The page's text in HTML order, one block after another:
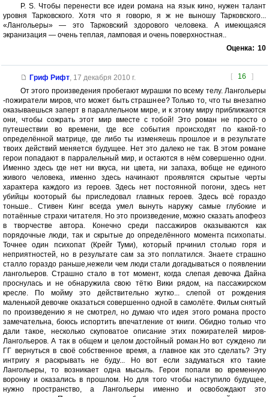
P. S. Чтобы перенести все идеи романа на язык кино, нужен талант
уровня Тарковского. Хотя что я говорю, я ж не выношу Тарковского...
«Лангольеры» — это Тарковский здорового человека. А имеющаяся
экранизация — очень теплая, ламповая и очень поверхностная..
Оценка: 10
[ 16 ]
Гриф Рифт, 17 декабря 2010 г.
От этого произведения пробегают мурашки по всему телу. Лангольеры
-пожиратели миров, что может быть страшнее? Только то, что ты внезапно
оказываешься заперт в параллельном мире, и к этому миру приближаются
они, чтобы сожрать этот мир вместе с тобой! Это роман не просто о
путешествии во времени, где все события происходят по какой-то
определённой матрице, где либо ты изменяешь прошлое и в результате
твоих действий меняется будущее. Нет это далеко не так. В этом романе
герои попадают в парралельный мир, и остаются в нём совершенно одни.
Именно здесь где нет ни вкуса, ни цвета, ни запаха, вобще не единого
живого человека, именно здесь начинают проявлятся скрытые черты
характера каждого из героев. Здесь нет постоянной погони, здесь нет
убийцы кооторый бы приследовал главных героев. Здесь всё гораздо
тоньше.. Стивен Кинг всегда умел вынуть наружу самые глубокие и
потаённые страхи читателя. Но это произведение, можно сказать апофеоз
в творчестве автора. Конечно среди пассажиров оказываются как
порядочные люди, так и скрытые до определённого момента психопаты.
Точнее один психопат (Крейг Туми), который прчинил столько горя и
неприятностей, но в результате сам за это поплатился. Знаете страшно
сталло гораздо раньше,нежели чем люди стали догадываться о появлении
лангольеров. Страшно стало в тот момент, когда слепая девочка Дайна
проснулась и не обнаружила свою тётю Вики рядом, на пассажирском
кресле. По мойму это действительно жутко... слепой от рождения
маленькой девочке оказаться совершенно одной в самолёте. Фильм снятый
по произведению я не смотрел, но думаю что идея этого романа просто
замечательна, боюсь испортить впечатление от книги. Обидно только что
дали такое, несколько скуповатое описание этих пожирателей миров-
Лангольеров. А так в общем и целом достойный роман.Но вот суждено ли
ГГ вернуться в своё собственное время, а главное как это сделать? Эту
интригу я раскрывать не буду... Но вот если задуматься кто такие
Лангольеры, то возникает одна мысыль. Герои попали во временную
воронку и оказались в прошлом. Но для того чтобы наступило будущее,
нужно пространство, а Лангольеры именно и освобождают это